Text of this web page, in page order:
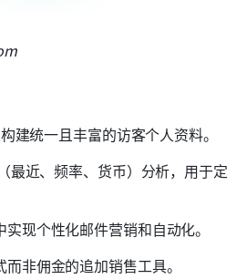
建统一且丰富的访客个人资料。
最近、频率、货币）分析，用于定
现个性化邮件营销和自动化。
非佣金的追加销售工具。